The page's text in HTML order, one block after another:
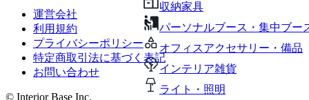
収納家具
パーソナルブース・集中ブー
オフィスアクセサリー・備品
インテリア雑貨
ライト・照明
運営会社
利用規約
プライバシーポリシー
特定商取引法に基づく表記
お問い合わせ
© Interior Base Inc.